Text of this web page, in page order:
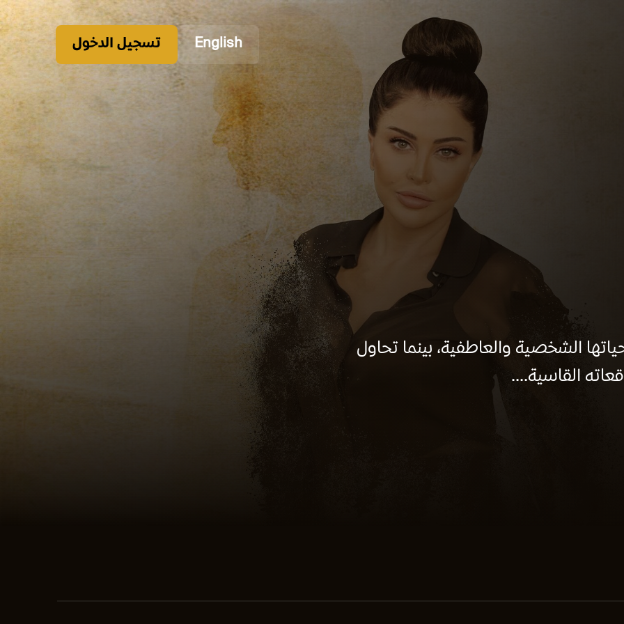
English تسجيل الدخول
الشخصية والعاطفية، بينما تحاول
القاسية....